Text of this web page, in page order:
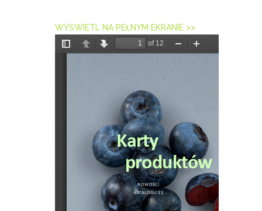
WYŚWIETL NA PEŁNYM EKRANIE >>